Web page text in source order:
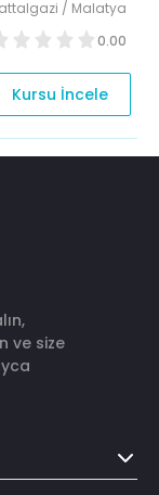
/ Malatya
0.00
Kursu İncele
ve size